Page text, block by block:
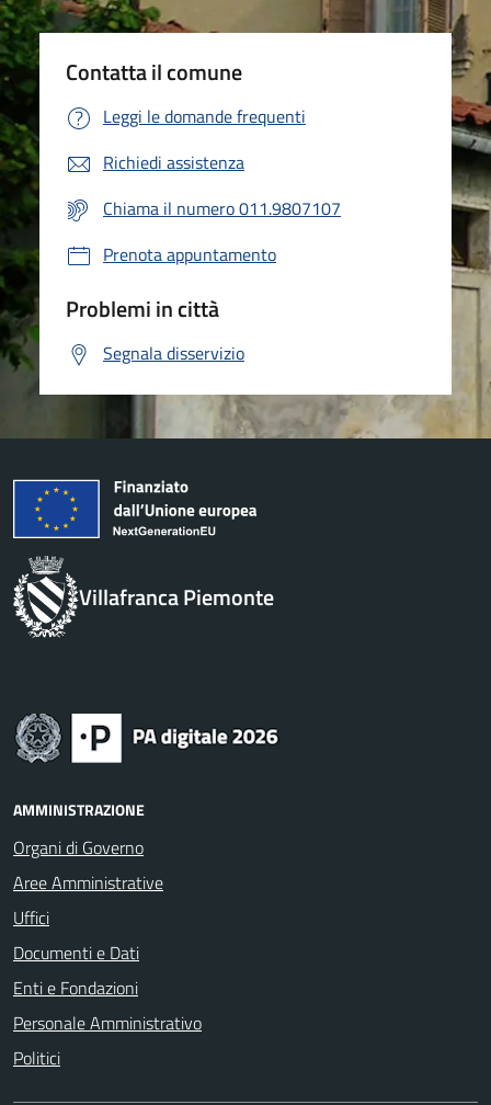
Contatta il comune
Leggi le domande frequenti
Richiedi assistenza
Chiama il numero 011.9807107
Prenota appuntamento
Problemi in città
Segnala disservizio
Villafranca Piemonte
AMMINISTRAZIONE
Organi di Governo
Aree Amministrative
Uffici
Documenti e Dati
Enti e Fondazioni
Personale Amministrativo
Politici